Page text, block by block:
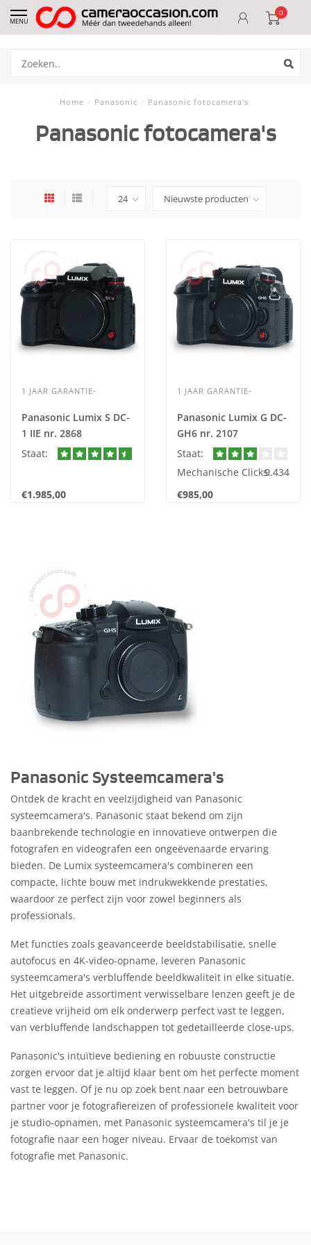
MENU
0
Home / Panasonic / Panasonic fotocamera's
Panasonic fotocamera's
1 JAAR GARANTIE-
Panasonic Lumix S DC-
1 IIE nr. 2868
Staat:
€1.985,00
1 JAAR GARANTIE-
Panasonic Lumix G DC-
GH6 nr. 2107
Staat:
Mechanische Clicks:9.434
€985,00
Panasonic Systeemcamera's
Ontdek de kracht en veelzijdigheid van Panasonic
systeemcamera's. Panasonic staat bekend om zijn
baanbrekende technologie en innovatieve ontwerpen die
fotografen en videografen een ongeëvenaarde ervaring
bieden. De Lumix systeemcamera's combineren een
compacte, lichte bouw met indrukwekkende prestaties,
waardoor ze perfect zijn voor zowel beginners als
professionals.
Met functies zoals geavanceerde beeldstabilisatie, snelle
autofocus en 4K-video-opname, leveren Panasonic
systeemcamera's verbluffende beeldkwaliteit in elke situatie.
Het uitgebreide assortiment verwisselbare lenzen geeft je de
creatieve vrijheid om elk onderwerp perfect vast te leggen,
van verbluffende landschappen tot gedetailleerde close-ups.
Panasonic's intuïtieve bediening en robuuste constructie
zorgen ervoor dat je altijd klaar bent om het perfecte moment
vast te leggen. Of je nu op zoek bent naar een betrouwbare
partner voor je fotografiereizen of professionele kwaliteit voor
je studio-opnamen, met Panasonic systeemcamera's til je je
fotografie naar een hoger niveau. Ervaar de toekomst van
fotografie met Panasonic.